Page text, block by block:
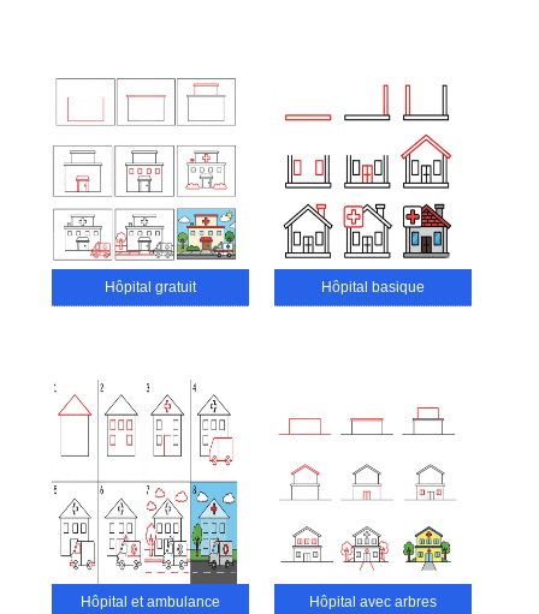
Hôpital gratuit Hôpital basique
Hôpital et ambulance Hôpital avec arbres